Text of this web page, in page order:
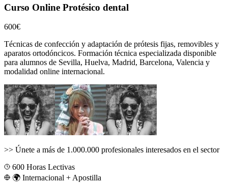
Curso Online Protésico dental
600€
Técnicas de confección y adaptación de prótesis fijas, removibles y
aparatos ortodóncicos. Formación técnica especializada disponible
para alumnos de Sevilla, Huelva, Madrid, Barcelona, Valencia y
modalidad online internacional.
>> Únete a más de 1.000.000 profesionales interesados en el sector
600 Horas Lectivas
🌍 Internacional + Apostilla